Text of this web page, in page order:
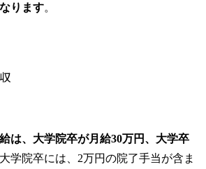
ります。
は、大学院卒が月給30万円、大学卒
学院卒には、2万円の院了手当が含ま